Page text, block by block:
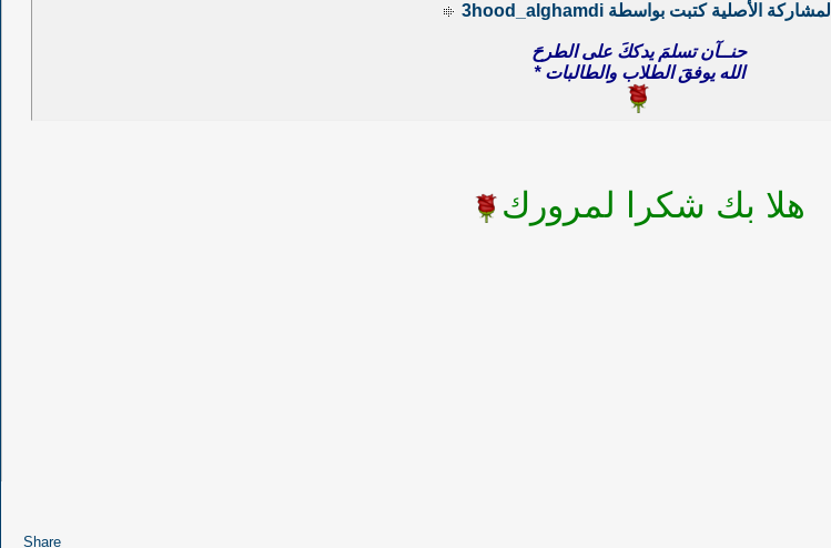
المشاركة الأصلية كتبت بواسطة 3hood_alghamdi
حنــآن تسلمَ يدككَ على الطرحَ
الله يوفقَ الطلاب والطالبات *
هلا بك شكرا لمرورك
Share